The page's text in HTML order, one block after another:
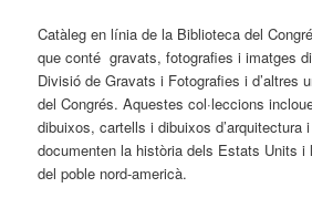
Catàleg en línia de la Biblioteca del
que conté gravats, fotografies i imatges
Divisió de Gravats i Fotografies i d’altres
del Congrés. Aquestes col·leccions
dibuixos, cartells i dibuixos d’arquitectura
documenten la història dels Estats Units
del poble nord-americà.